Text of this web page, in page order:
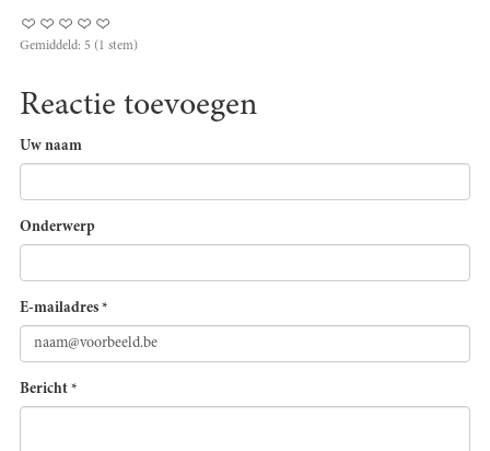
Gemiddeld: 5 (1 stem)
Reactie toevoegen
Uw naam
Onderwerp
E-mailadres *
Bericht *